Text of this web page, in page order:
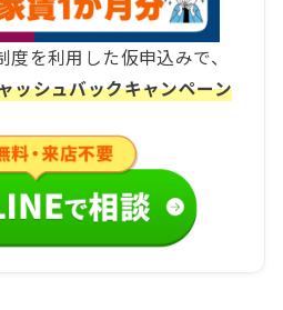
を利用した仮申込みで、
ッシュバックキャンペーン